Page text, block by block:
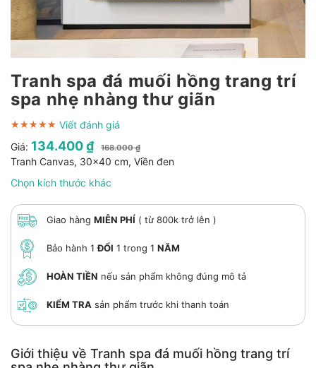
Tranh spa đá muối hồng trang trí
spa nhẹ nhàng thư giãn
★★★★★
★★★★★
★★★★★ Viết đánh giá
Giá: 134.400 ₫ 168.000 ₫
Tranh Canvas, 30x40 cm, Viền đen
Chọn kích thước khác
Giao hàng MIỄN PHÍ ( từ 800k trở lên )
Bảo hành 1ĐỔI 1 trong 1 NĂM
HOÀN TIỀN nếu sản phẩm không đúng mô tả
KIỂM TRA sản phẩm trước khi thanh toán
Giới thiệu về Tranh spa đá muối hồng trang trí